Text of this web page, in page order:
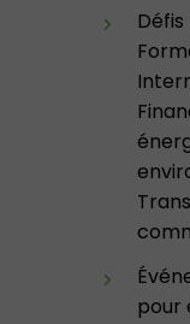
pour